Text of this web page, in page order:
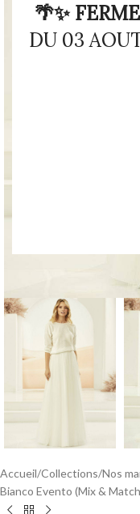
🌴✨
DU 03
Accueil/Collections/Nos
Bianco Evento (Mix &